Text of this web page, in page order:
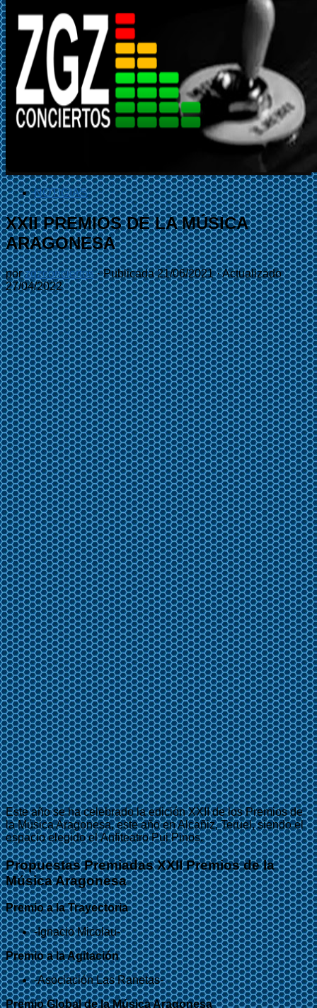
NOTICIAS
XXII PREMIOS DE LA MÚSICA
ARAGONESA
porzgzconciertos · Publicada21/06/2021· Actualizado
27/04/2022
Este año se ha celebrado la edición XXII de los Premios de
la Música Aragonesa, este año en Alcañiz, Teruel, siendo el
espacio elegido el Anfiteatro Pui Pinos.
Propuestas Premiadas XXII Premios de la
Música Aragonesa
Premio a la Trayectoria
-Ignacio Micolau-
Premio a la Agitación
-Asociación Las Ranetas-
Premio Global de la Música Aragonesa